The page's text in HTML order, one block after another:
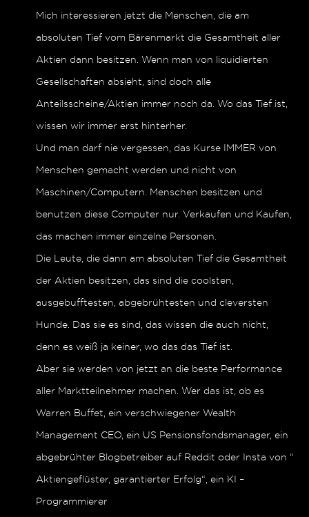
Mich interessieren jetzt die Menschen, die am
absoluten Tief vom Bärenmarkt die Gesamtheit aller
Aktien dann besitzen. Wenn man von liquidierten
Gesellschaften absieht, sind doch alle
Anteilsscheine/Aktien immer noch da. Wo das Tief ist,
wissen wir immer erst hinterher.
Und man darf nie vergessen, das Kurse IMMER von
Menschen gemacht werden und nicht von
Maschinen/Computern. Menschen besitzen und
benutzen diese Computer nur. Verkaufen und Kaufen,
das machen immer einzelne Personen.
Die Leute, die dann am absoluten Tief die Gesamtheit
der Aktien besitzen, das sind die coolsten,
ausgebufftesten, abgebrühtesten und cleversten
Hunde. Das sie es sind, das wissen die auch nicht,
denn es weiß ja keiner, wo das das Tief ist.
Aber sie werden von jetzt an die beste Performance
aller Marktteilnehmer machen. Wer das ist, ob es
Warren Buffet, ein verschwiegener Wealth
Management CEO, ein US Pensionsfondsmanager, ein
abgebrühter Blogbetreiber auf Reddit oder Insta von “
Aktiengeflüster, garantierter Erfolg“, ein KI –
Programmierer